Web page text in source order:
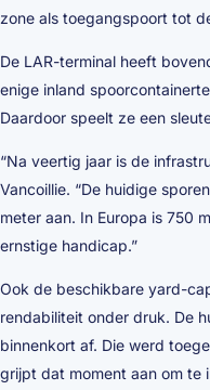
zone als toegangspoort tot
De LAR-terminal heeft
enige inland
Daardoor speelt ze een
“Na veertig jaar is de
Vancoillie. “De huidige
meter aan. In Europa is 750
ernstige handicap.”
Ook de beschikbare yard-
rendabiliteit onder druk. De
binnenkort af. Die werd
grijpt dat moment aan om te